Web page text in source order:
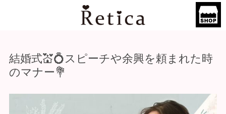
結婚式💒💍スピーチや余興を頼まれた時
のマナー💐